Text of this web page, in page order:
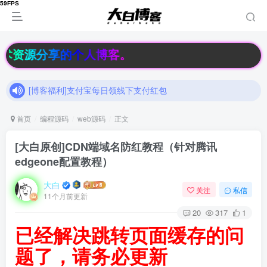
分享的个人博客。
[博客福利]支付宝每日领线下支付红包
加入大白博客官方交流群，和其他小伙伴们一起讨论交流吧（有隐藏羊毛福利哟）速速来吧
[博客福利]支付宝每日领线下支付红包
首页 编程源码 web源码 正文
[大白原创]CDN端域名防红教程（针对腾讯
edgeone配置教程）
大白
11个月前更新
关注 私信
20 317 1
已经解决跳转页面缓存的问
题了，请务必更新